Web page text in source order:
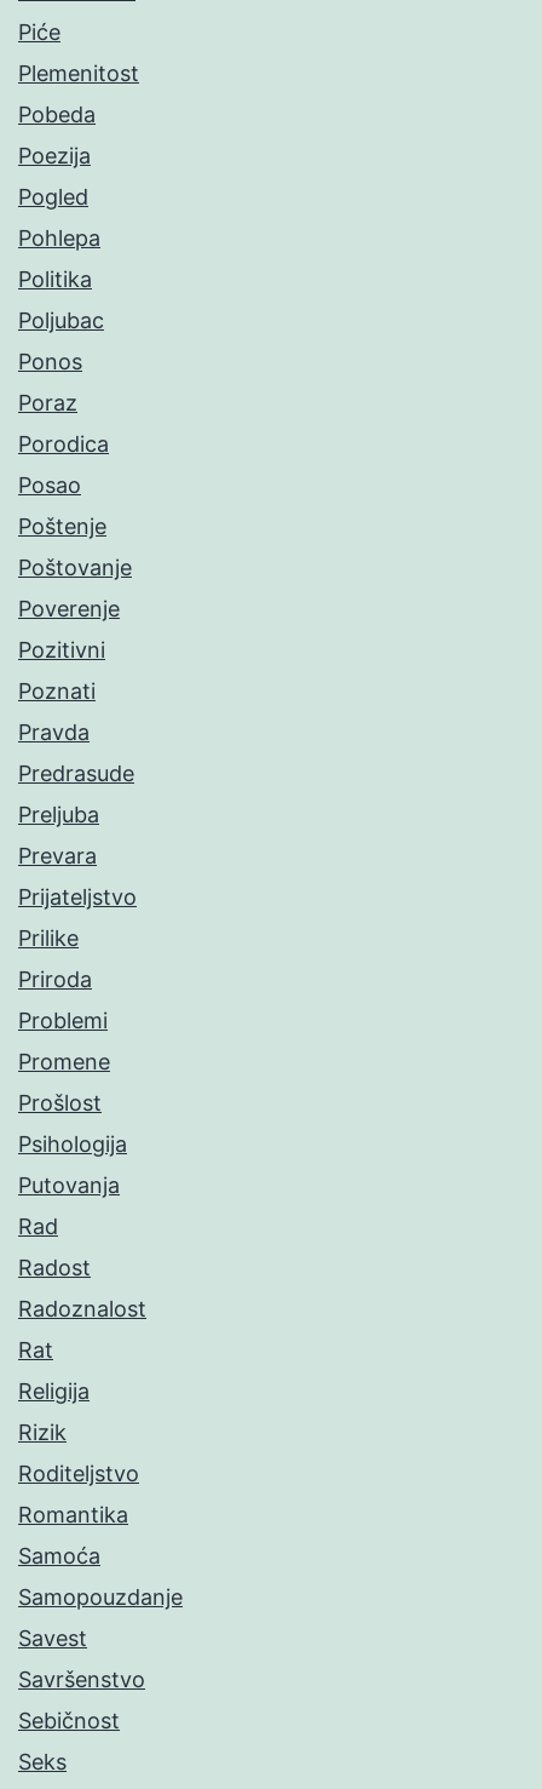
Piće
Plemenitost
Pobeda
Poezija
Pogled
Pohlepa
Politika
Poljubac
Ponos
Poraz
Porodica
Posao
Poštenje
Poštovanje
Poverenje
Pozitivni
Poznati
Pravda
Predrasude
Preljuba
Prevara
Prijateljstvo
Prilike
Priroda
Problemi
Promene
Prošlost
Psihologija
Putovanja
Rad
Radost
Radoznalost
Rat
Religija
Rizik
Roditeljstvo
Romantika
Samoća
Samopouzdanje
Savest
Savršenstvo
Sebičnost
Seks